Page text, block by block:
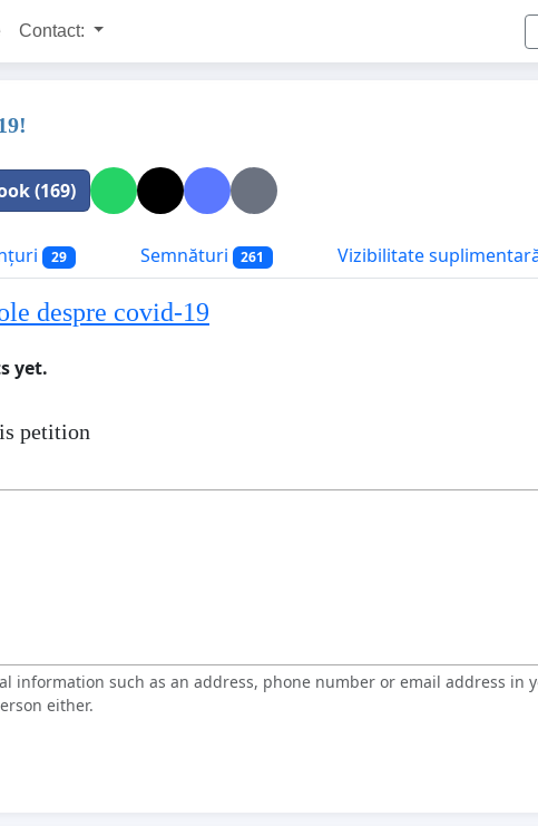
Contact:
(169)
29 Semnături 261 Vizibilitate
despre covid-19
yet.
petition
information such as an address, phone number or email address in
either.